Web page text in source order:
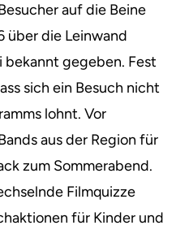
auf die Beine
über die Leinwand
gegeben. Fest
sich ein Besuch nicht
lohnt. Vor
aus der Region für
zum Sommerabend.
Filmquizze
für Kinder und